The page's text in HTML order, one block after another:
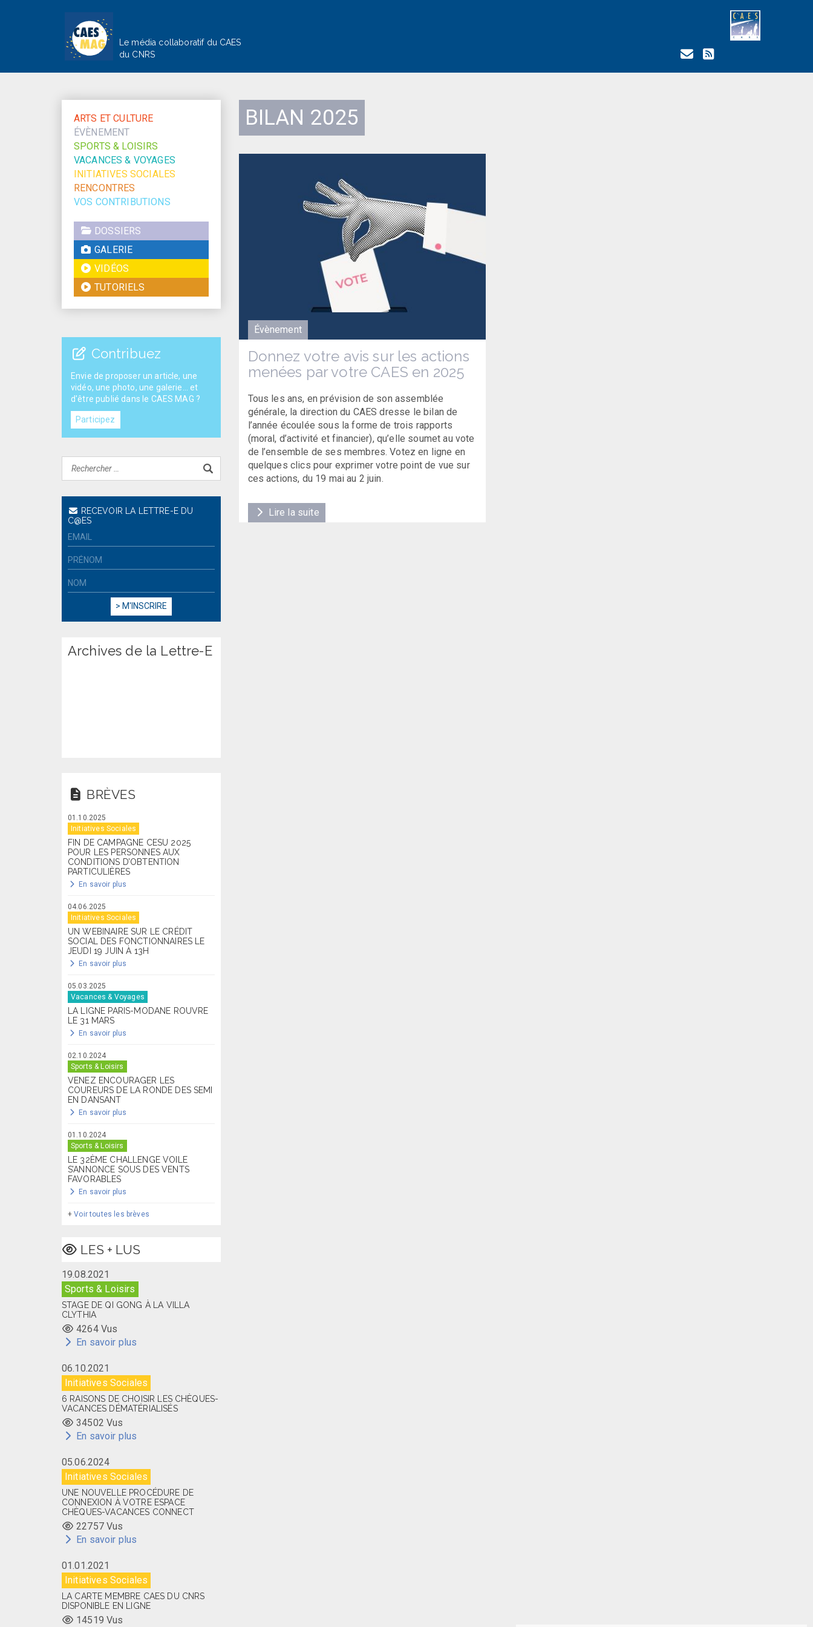
Le média collaboratif du CAES
du CNRS
BILAN 2025
Évènement
Donnez votre avis sur les actions
menées par votre CAES en 2025
Tous les ans, en prévision de son assemblée
générale, la direction du CAES dresse le bilan de
l’année écoulée sous la forme de trois rapports
(moral, d’activité et financier), qu’elle soumet au vote
de l’ensemble de ses membres. Votez en ligne en
quelques clics pour exprimer votre point de vue sur
ces actions, du 19 mai au 2 juin.
Lire la suite
ARTS ET CULTURE
ÉVÈNEMENT
SPORTS & LOISIRS
VACANCES & VOYAGES
INITIATIVES SOCIALES
RENCONTRES
VOS CONTRIBUTIONS
DOSSIERS
GALERIE
VIDÉOS
TUTORIELS
Contribuez
Envie de proposer un article, une
vidéo, une photo, une galerie... et
d'être publié dans le CAES MAG ?
Participez
RECEVOIR LA LETTRE-E DU
C@ES
Archives de la Lettre-E
BRÈVES
01.10.2025
Initiatives Sociales
FIN DE CAMPAGNE CESU 2025
POUR LES PERSONNES AUX
CONDITIONS D’OBTENTION
PARTICULIÈRES
En savoir plus
04.06.2025
Initiatives Sociales
UN WEBINAIRE SUR LE CRÉDIT
SOCIAL DES FONCTIONNAIRES LE
JEUDI 19 JUIN À 13H
En savoir plus
05.03.2025
Vacances & Voyages
LA LIGNE PARIS-MODANE ROUVRE
LE 31 MARS
En savoir plus
02.10.2024
Sports & Loisirs
VENEZ ENCOURAGER LES
COUREURS DE LA RONDE DES SEMI
EN DANSANT
En savoir plus
01.10.2024
Sports & Loisirs
LE 32ÈME CHALLENGE VOILE
S’ANNONCE SOUS DES VENTS
FAVORABLES
En savoir plus
+Voir toutes les brèves
LES + LUS
19.08.2021
Sports & Loisirs
STAGE DE QI GONG À LA VILLA
CLYTHIA
4264 Vus
En savoir plus
06.10.2021
Initiatives Sociales
6 RAISONS DE CHOISIR LES CHÈQUES-
VACANCES DÉMATÉRIALISÉS
34502 Vus
En savoir plus
05.06.2024
Initiatives Sociales
UNE NOUVELLE PROCÉDURE DE
CONNEXION À VOTRE ESPACE
CHÈQUES-VACANCES CONNECT
22757 Vus
En savoir plus
01.01.2021
Initiatives Sociales
LA CARTE MEMBRE CAES DU CNRS
DISPONIBLE EN LIGNE
14519 Vus